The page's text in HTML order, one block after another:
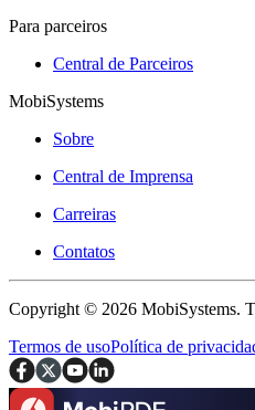
Para parceiros
Central de Parceiros
MobiSystems
Sobre
Central de Imprensa
Carreiras
Contatos
Copyright © 2026 MobiSystems.
Termos de usoPolítica de